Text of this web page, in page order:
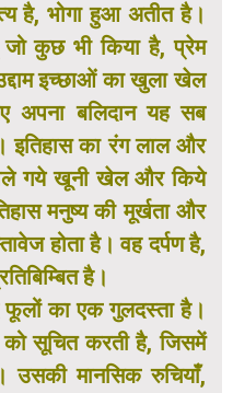
है, भोगा हुआ अतीत है।
कुछ भी किया है, प्रेम
इच्छाओं का खुला खेल
अपना बलिदान यह सब
इतिहास का रंग लाल और
खेले गये खूनी खेल और किये
मनुष्य की मूर्खता और
होता है। वह दर्पण है,
है।
का एक गुलदस्ता है।
सूचित करती है, जिसमें
उसकी मानसिक रुचियाँ,